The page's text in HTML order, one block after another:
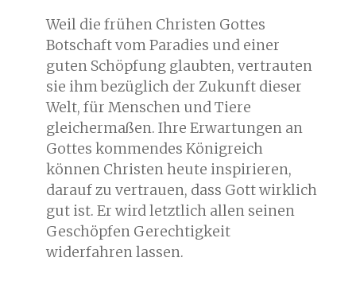
Weil die frühen Christen Gottes
Botschaft vom Paradies und einer
guten Schöpfung glaubten, vertrauten
sie ihm bezüglich der Zukunft dieser
Welt, für Menschen und Tiere
gleichermaßen. Ihre Erwartungen an
Gottes kommendes Königreich
können Christen heute inspirieren,
darauf zu vertrauen, dass Gott wirklich
gut ist. Er wird letztlich allen seinen
Geschöpfen Gerechtigkeit
widerfahren lassen.